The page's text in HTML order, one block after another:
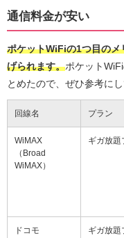
通信料金が安い
ポケットWiFiの1つ目のメ
げられます。ポケット
とめたので、ぜひ参考にし
回線名 プラン
WiMAX
（Broad
WiMAX）
ギガ放題
ドコモ ギガ放題